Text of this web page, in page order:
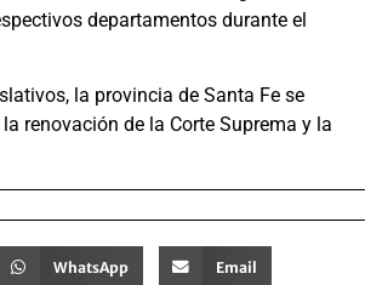
departamentos durante el
la provincia de Santa Fe se
renovación de la Corte Suprema y la
WhatsApp Email